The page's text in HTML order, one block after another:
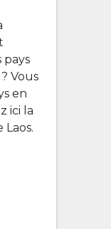
Vous
en
ici la